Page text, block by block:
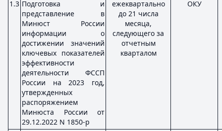
1.3 Подготовка и
представление в
Минюст России
информации о
достижении значений
ключевых показателей
эффективности
деятельности ФССП
России на 2023 год,
утвержденных
распоряжением
Минюста России от
29.12.2022 N 1850-р
ежеквартально
до 21 числа
месяца,
следующего за
отчетным
кварталом
ОКУ